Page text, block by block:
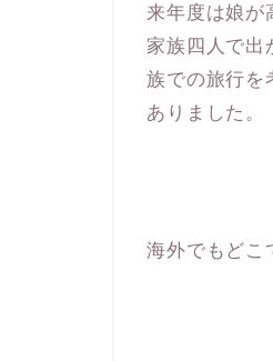
来年度は娘が
家族四人で出
族での旅行を
ありました。
海外でもどこ